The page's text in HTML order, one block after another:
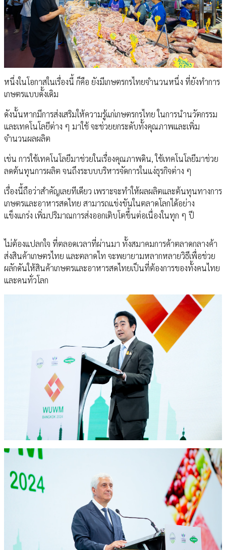
หนึ่งในโอกาสในเรื่องนี้ ก็คือ ยังมีเกษตรกรไทยจำนวนหนึ่ง ที่ยังทำการ
เกษตรแบบดั้งเดิม
ดังนั้นหากมีการส่งเสริมให้ความรู้แก่เกษตรกรไทย ในการนำนวัตกรรม
และเทคโนโลยีต่าง ๆ มาใช้ จะช่วยยกระดับทั้งคุณภาพและเพิ่ม
จำนวนผลผลิต
เช่น การใช้เทคโนโลยีมาช่วยในเรื่องคุณภาพดิน, ใช้เทคโนโลยีมาช่วย
ลดต้นทุนการผลิต จนถึงระบบบริหารจัดการในแง่ธุรกิจต่าง ๆ
เรื่องนี้ถือว่าสำคัญเลยทีเดียว เพราะจะทำให้ผลผลิตและต้นทุนทางการ
เกษตรและอาหารสดไทย สามารถแข่งขันในตลาดโลกได้อย่าง
แข็งแกร่ง เพิ่มปริมาณการส่งออกเติบโตขึ้นต่อเนื่องในทุก ๆ ปี
ไม่ต้องแปลกใจ ที่ตลอดเวลาที่ผ่านมา ทั้งสมาคมการค้าตลาดกลางค้า
ส่งสินค้าเกษตรไทย และตลาดไท จะพยายามหลากหลายวิธีเพื่อช่วย
ผลักดันให้สินค้าเกษตรและอาหารสดไทยเป็นที่ต้องการของทั้งคนไทย
และคนทั่วโลก